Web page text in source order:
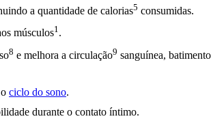
a quantidade de calorias5 consumidas.
músculos1.
8 e melhora a circulação9 sanguínea,
ciclo do sono.
durante o contato íntimo.